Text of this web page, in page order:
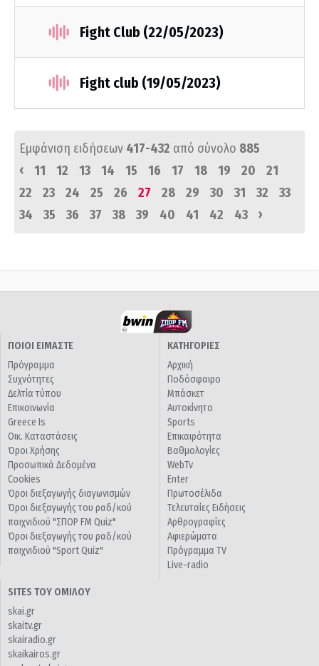
Fight Club (22/05/2023)
Fight club (19/05/2023)
Εμφάνιση ειδήσεων 417-432 από σύνολο 885
‹
11 12 13 14 15 16 17 18 19 20
21
22
23 24 25 26 27 28 29 30 31 32
33
34
35 36 37 38 39 40 41 42 43 ›
ΠΟΙΟΙ ΕΙΜΑΣΤΕ
Πρόγραμμα
Συχνότητες
Δελτία τύπου
Επικοινωνία
Greece Is
Οικ. Καταστάσεις
Όροι Χρήσης
Προσωπικά Δεδομένα
Cookies
Όροι διεξαγωγής διαγωνισμών
Όροι διεξαγωγής του ραδ/κού
παιχνιδιού "ΣΠΟΡ FM Quiz"
Όροι διεξαγωγής του ραδ/κού
παιχνιδιού "Sport Quiz"
ΚΑΤΗΓΟΡΙΕΣ
Αρχική
Ποδόσφαιρο
Μπάσκετ
Αυτοκίνητο
Sports
Επικαιρότητα
Βαθμολογίες
WebTv
Enter
Πρωτοσέλιδα
Τελευταίες Ειδήσεις
Αρθρογραφίες
Αφιερώματα
Πρόγραμμα TV
Live-radio
SITES ΤΟΥ ΟΜΙΛΟΥ
skai.gr
skaitv.gr
skairadio.gr
skaikairos.gr